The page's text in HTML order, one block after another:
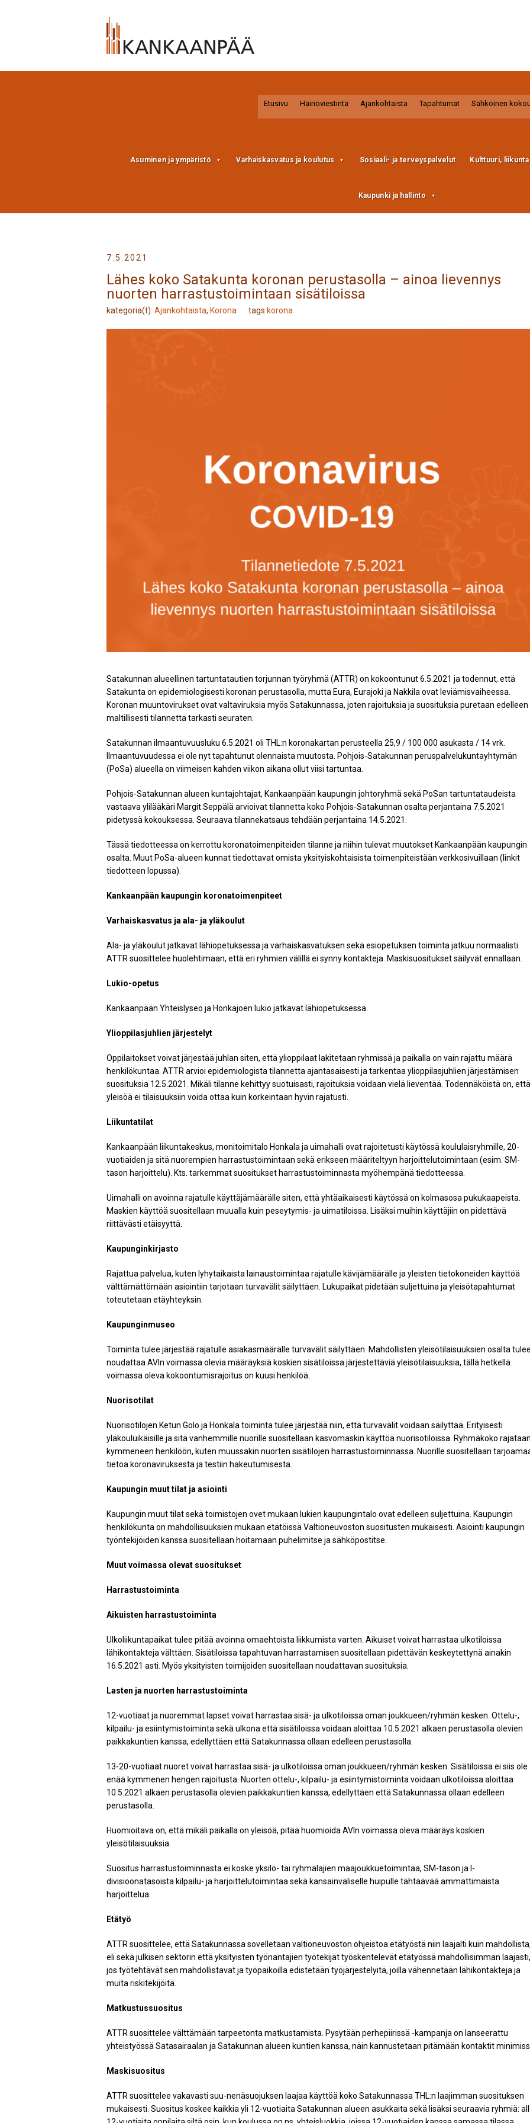
Etusivu Häiriöviestintä Ajankohtaista Tapahtumat Sähköinen
Asuminen ja ympäristö Varhaiskasvatus ja koulutus Sosiaali- ja terveyspalvelut Kulttuuri,
Kaupunki ja hallinto
7.5.2021
Lähes koko Satakunta koronan perustasolla – ainoa lievennys
nuorten harrastustoimintaan sisätiloissa
kategoria(t): Ajankohtaista, Korona tags korona
Satakunnan alueellinen tartuntatautien torjunnan työryhmä (ATTR) on kokoontunut 6.5.2021 ja todennut, että
Satakunta on epidemiologisesti koronan perustasolla, mutta Eura, Eurajoki ja Nakkila ovat leviämisvaiheessa.
Koronan muuntovirukset ovat valtaviruksia myös Satakunnassa, joten rajoituksia ja suosituksia puretaan edelleen
maltillisesti tilannetta tarkasti seuraten.
Satakunnan ilmaantuvuusluku 6.5.2021 oli THL:n koronakartan perusteella 25,9 / 100 000 asukasta / 14 vrk.
Ilmaantuvuudessa ei ole nyt tapahtunut olennaista muutosta. Pohjois-Satakunnan peruspalvelukuntayhtymän
(PoSa) alueella on viimeisen kahden viikon aikana ollut viisi tartuntaa.
Pohjois-Satakunnan alueen kuntajohtajat, Kankaanpään kaupungin johtoryhmä sekä PoSan tartuntataudeista
vastaava ylilääkäri Margit Seppälä arvioivat tilannetta koko Pohjois-Satakunnan osalta perjantaina 7.5.2021
pidetyssä kokouksessa. Seuraava tilannekatsaus tehdään perjantaina 14.5.2021.
Tässä tiedotteessa on kerrottu koronatoimenpiteiden tilanne ja niihin tulevat muutokset Kankaanpään kaupungin
osalta. Muut PoSa-alueen kunnat tiedottavat omista yksityiskohtaisista toimenpiteistään verkkosivuillaan (linkit
tiedotteen lopussa).
Kankaanpään kaupungin koronatoimenpiteet
Varhaiskasvatus ja ala- ja yläkoulut
Ala- ja yläkoulut jatkavat lähiopetuksessa ja varhaiskasvatuksen sekä esiopetuksen toiminta jatkuu normaalisti.
ATTR suosittelee huolehtimaan, että eri ryhmien välillä ei synny kontakteja. Maskisuositukset säilyvät ennallaan.
Lukio-opetus
Kankaanpään Yhteislyseo ja Honkajoen lukio jatkavat lähiopetuksessa.
Ylioppilasjuhlien järjestelyt
Oppilaitokset voivat järjestää juhlan siten, että ylioppilaat lakitetaan ryhmissä ja paikalla on vain rajattu määrä
henkilökuntaa. ATTR arvioi epidemiologista tilannetta ajantasaisesti ja tarkentaa ylioppilasjuhlien järjestämisen
suosituksia 12.5.2021. Mikäli tilanne kehittyy suotuisasti, rajoituksia voidaan vielä lieventää. Todennäköistä on, että
yleisöä ei tilaisuuksiin voida ottaa kuin korkeintaan hyvin rajatusti.
Liikuntatilat
Kankaanpään liikuntakeskus, monitoimitalo Honkala ja uimahalli ovat rajoitetusti käytössä koululaisryhmille, 20-
vuotiaiden ja sitä nuorempien harrastustoimintaan sekä erikseen määriteltyyn harjoittelutoimintaan (esim. SM-
tason harjoittelu). Kts. tarkemmat suositukset harrastustoiminnasta myöhempänä tiedotteessa.
Uimahalli on avoinna rajatulle käyttäjämäärälle siten, että yhtäaikaisesti käytössä on kolmasosa pukukaapeista.
Maskien käyttöä suositellaan muualla kuin peseytymis- ja uimatiloissa. Lisäksi muihin käyttäjiin on pidettävä
riittävästi etäisyyttä.
Kaupunginkirjasto
Rajattua palvelua, kuten lyhytaikaista lainaustoimintaa rajatulle kävijämäärälle ja yleisten tietokoneiden käyttöä
välttämättömään asiointiin tarjotaan turvavälit säilyttäen. Lukupaikat pidetään suljettuina ja yleisötapahtumat
toteutetaan etäyhteyksin.
Kaupunginmuseo
Toiminta tulee järjestää rajatulle asiakasmäärälle turvavälit säilyttäen. Mahdollisten yleisötilaisuuksien osalta tulee
noudattaa AVIn voimassa olevia määräyksiä koskien sisätiloissa järjestettäviä yleisötilaisuuksia, tällä hetkellä
voimassa oleva kokoontumisrajoitus on kuusi henkilöä.
Nuorisotilat
Nuorisotilojen Ketun Golo ja Honkala toiminta tulee järjestää niin, että turvavälit voidaan säilyttää. Erityisesti
yläkouluikäisille ja sitä vanhemmille nuorille suositellaan kasvomaskin käyttöä nuorisotiloissa. Ryhmäkoko rajataan
kymmeneen henkilöön, kuten muussakin nuorten sisätilojen harrastustoiminnassa. Nuorille suositellaan
tietoa koronaviruksesta ja testiin hakeutumisesta.
Kaupungin muut tilat ja asiointi
Kaupungin muut tilat sekä toimistojen ovet mukaan lukien kaupungintalo ovat edelleen suljettuina. Kaupungin
henkilökunta on mahdollisuuksien mukaan etätöissä Valtioneuvoston suositusten mukaisesti. Asiointi kaupungin
työntekijöiden kanssa suositellaan hoitamaan puhelimitse ja sähköpostitse.
Muut voimassa olevat suositukset
Harrastustoiminta
Aikuisten harrastustoiminta
Ulkoliikuntapaikat tulee pitää avoinna omaehtoista liikkumista varten. Aikuiset voivat harrastaa ulkotiloissa
lähikontakteja välttäen. Sisätiloissa tapahtuvan harrastamisen suositellaan pidettävän keskeytettynä ainakin
16.5.2021 asti. Myös yksityisten toimijoiden suositellaan noudattavan suosituksia.
Lasten ja nuorten harrastustoiminta
12-vuotiaat ja nuoremmat lapset voivat harrastaa sisä- ja ulkotiloissa oman joukkueen/ryhmän kesken. Ottelu-,
kilpailu- ja esiintymistoiminta sekä ulkona että sisätiloissa voidaan aloittaa 10.5.2021 alkaen perustasolla olevien
paikkakuntien kanssa, edellyttäen että Satakunnassa ollaan edelleen perustasolla.
13-20-vuotiaat nuoret voivat harrastaa sisä- ja ulkotiloissa oman joukkueen/ryhmän kesken. Sisätiloissa ei siis ole
enää kymmenen hengen rajoitusta. Nuorten ottelu-, kilpailu- ja esiintymistoiminta voidaan ulkotiloissa aloittaa
10.5.2021 alkaen perustasolla olevien paikkakuntien kanssa, edellyttäen että Satakunnassa ollaan edelleen
perustasolla.
Huomioitava on, että mikäli paikalla on yleisöä, pitää huomioida AVIn voimassa oleva määräys koskien
yleisötilaisuuksia.
Suositus harrastustoiminnasta ei koske yksilö- tai ryhmälajien maajoukkuetoimintaa, SM-tason ja I-
divisioonatasoista kilpailu- ja harjoittelutoimintaa sekä kansainväliselle huipulle tähtäävää ammattimaista
harjoittelua.
Etätyö
ATTR suosittelee, että Satakunnassa sovelletaan valtioneuvoston ohjeistoa etätyöstä niin laajalti kuin mahdollista,
eli sekä julkisen sektorin että yksityisten työnantajien työtekijät työskentelevät etätyössä mahdollisimman laajasti,
jos työtehtävät sen mahdollistavat ja työpaikoilla edistetään työjärjestelyitä, joilla vähennetään lähikontakteja ja
muita riskitekijöitä.
Matkustussuositus
ATTR suosittelee välttämään tarpeetonta matkustamista. Pysytään perhepiirissä -kampanja on lanseerattu
yhteistyössä Satasairaalan ja Satakunnan alueen kuntien kanssa, näin kannustetaan pitämään kontaktit
Maskisuositus
ATTR suosittelee vakavasti suu-nenäsuojuksen laajaa käyttöä koko Satakunnassa THL:n laajimman suosituksen
mukaisesti. Suositus koskee kaikkia yli 12-vuotiaita Satakunnan alueen asukkaita sekä lisäksi seuraavia ryhmiä: